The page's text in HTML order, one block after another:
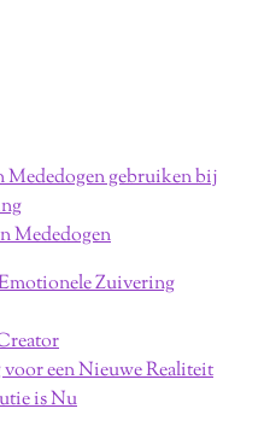
Mededogen gebruiken bij
Mededogen
Zuivering
een Nieuwe Realiteit
is Nu